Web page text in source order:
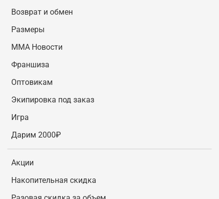
Возврат и обмен
Размеры
MMA Новости
Франшиза
Оптовикам
Экипировка под заказ
Игра
Дарим 2000₽
Акции
Накопительная скидка